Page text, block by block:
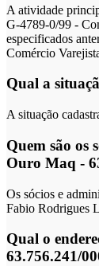
A atividade
G-4789-0/99 -
especificados
Comércio
Qual a
A situação
Quem são os
Ouro Maq -
Os sócios e
Fabio Rodrigues
Qual o
63.756.241/